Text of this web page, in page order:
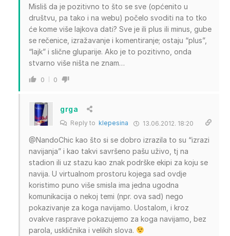
Misliš da je pozitivno to što se sve (općenito u
društvu, pa tako i na webu) počelo svoditi na to tko
će kome više lajkova dati? Sve je ili plus ili minus, gube
se rečenice, izražavanje i komentiranje; ostaju “plus”,
“lajk” i slične gluparije. Ako je to pozitivno, onda
stvarno više ništa ne znam…
0 0
grga
Reply to klepesina 13.06.2012. 18:20
@NandoChic kao što si se dobro izrazila to su “izrazi
navijanja” i kao takvi savršeno pašu uživo, tj na
stadion ili uz stazu kao znak podrške ekipi za koju se
navija. U virtualnom prostoru kojega sad ovdje
koristimo puno više smisla ima jedna ugodna
komunikacija o nekoj temi (npr. ova sad) nego
pokazivanje za koga navijamo. Uostalom, i kroz
ovakve rasprave pokazujemo za koga navijamo, bez
parola, uskličnika i velikih slova.